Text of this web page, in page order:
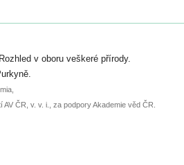
do 6. září.
nebo
v oboru veškeré přírody.
ČR, v. v. i., za podpory Akademie věd ČR.